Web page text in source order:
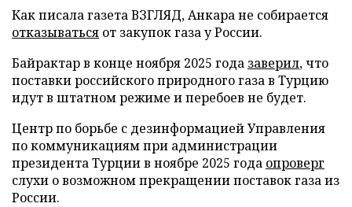
Как писала газета ВЗГЛЯД, Анкара не собирается
отказываться от закупок газа у России.
Байрактар в конце ноября 2025 года заверил, что
поставки российского природного газа в Турцию
идут в штатном режиме и перебоев не будет.
Центр по борьбе с дезинформацией Управления
по коммуникациям при администрации
президента Турции в ноябре 2025 года опроверг
слухи о возможном прекращении поставок газа из
России.